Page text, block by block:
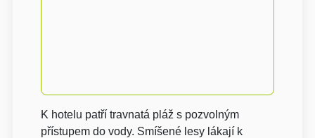
K hotelu patří travnatá pláž s pozvolným
přístupem do vody. Smíšené lesy lákají k